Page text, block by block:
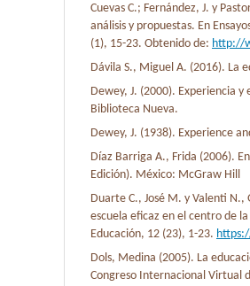
Cuevas C.; Fernández, J. y
análisis y propuestas. En
(1), 15-23. Obtenido de: http://
Dávila S., Miguel A. (2016). La
Dewey, J. (2000). Experiencia
Biblioteca Nueva.
Dewey, J. (1938). Experience
Díaz Barriga A., Frida (2006).
Edición). México: McGraw Hill
Duarte C., José M. y Valenti
escuela eficaz en el centro de
Educación, 12 (23), 1-23.
Dols, Medina (2005). La
Congreso Internacional Virtual